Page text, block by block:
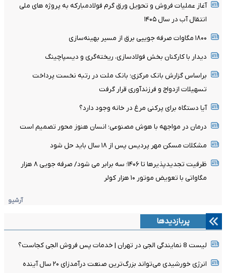
آغاز عملیات فروش و تحویل ورق گرم فولادمبارکه به پروژه های ملی
انتقال آب در سال ۱۴۰۵
۱۸۰۰ مگاوات صرفه جوییی برق از مسیر بهینه‌سازی
دیدار با کارکنان بخش فولادسازی، ریخته‌گری و دیسپاچینگ
براساس گزارش بانک مرکزی؛ بانک ملت در رتبه نخست پرداخت
تسهیلات ازدواج و فرزندآوری قرار گرفت
آیا دستگاه برای پرکنی مرغ در خانه وجود دارد؟
درمان در مواجهه با هوش مصنوعی؛ انسان هنوز محور تصمیم است
مشکلات مسکن مهر پردیس پس از ۱۸ سال باید حل شود
ظرفیت تجدیدپذیرها تا ۱۴۰۶؛ سه برابر می شود/ صرفه جویی ۸ هزار
مگاواتی با تعویض موتور ۱۰ هزار کولر
آرشیو
پربازدیدها
لیست 8 نمایندگی الجی در تهران | خدمات پس فروش الجی کجاست؟
انرژی خورشیدی می‌تواند بزرگ‌ترین صنعت درآمدزای ۲۰ سال آینده